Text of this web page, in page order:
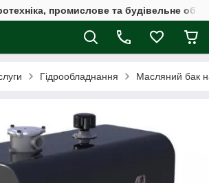
промислове та будівельне
Гідрообладнання Масляний бак